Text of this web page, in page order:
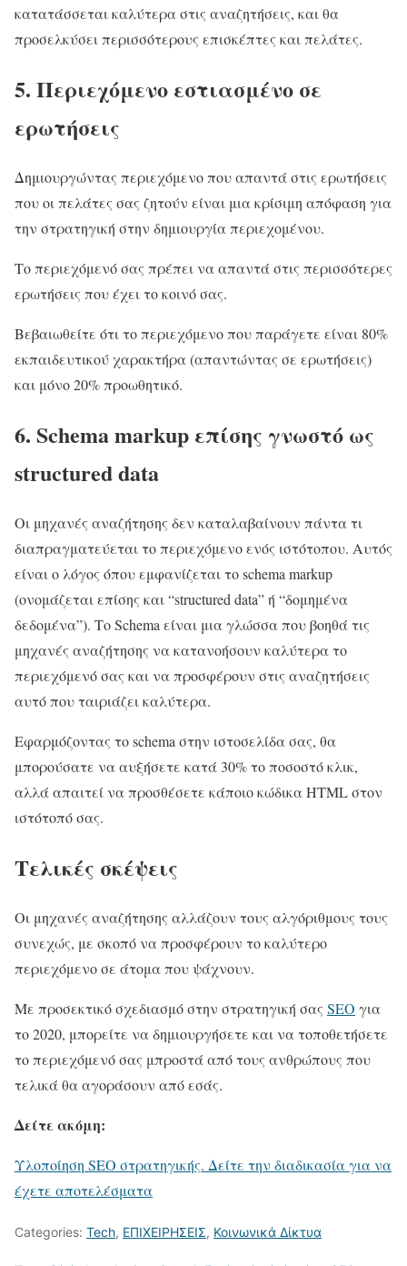
κατατάσσεται καλύτερα στις αναζητήσεις, και θα
προσελκύσει περισσότερους επισκέπτες και πελάτες.
5. Περιεχόμενο εστιασμένο σε
ερωτήσεις
Δημιουργώντας περιεχόμενο που απαντά στις ερωτήσεις
που οι πελάτες σας ζητούν είναι μια κρίσιμη απόφαση για
την στρατηγική στην δημιουργία περιεχομένου.
Το περιεχόμενό σας πρέπει να απαντά στις περισσότερες
ερωτήσεις που έχει το κοινό σας.
Βεβαιωθείτε ότι το περιεχόμενο που παράγετε είναι 80%
εκπαιδευτικού χαρακτήρα (απαντώντας σε ερωτήσεις)
και μόνο 20% προωθητικό.
6. Schema markup επίσης γνωστό ως
structured data
Οι μηχανές αναζήτησης δεν καταλαβαίνουν πάντα τι
διαπραγματεύεται το περιεχόμενο ενός ιστότοπου. Αυτός
είναι ο λόγος όπου εμφανίζεται το schema markup
(ονομάζεται επίσης και “structured data” ή “δομημένα
δεδομένα”). Το Schema είναι μια γλώσσα που βοηθά τις
μηχανές αναζήτησης να κατανοήσουν καλύτερα το
περιεχόμενό σας και να προσφέρουν στις αναζητήσεις
αυτό που ταιριάζει καλύτερα.
Εφαρμόζοντας το schema στην ιστοσελίδα σας, θα
μπορούσατε να αυξήσετε κατά 30% το ποσοστό κλικ,
αλλά απαιτεί να προσθέσετε κάποιο κώδικα HTML στον
ιστότοπό σας.
Τελικές σκέψεις
Οι μηχανές αναζήτησης αλλάζουν τους αλγόριθμους τους
συνεχώς, με σκοπό να προσφέρουν το καλύτερο
περιεχόμενο σε άτομα που ψάχνουν.
Με προσεκτικό σχεδιασμό στην στρατηγική σας SEO για
το 2020, μπορείτε να δημιουργήσετε και να τοποθετήσετε
το περιεχόμενό σας μπροστά από τους ανθρώπους που
τελικά θα αγοράσουν από εσάς.
Δείτε ακόμη:
Υλοποίηση SEO στρατηγικής. Δείτε την διαδικασία για να
έχετε αποτελέσματα
Categories: Tech, ΕΠΙΧΕΙΡΗΣΕΙΣ, Κοινωνικά Δίκτυα